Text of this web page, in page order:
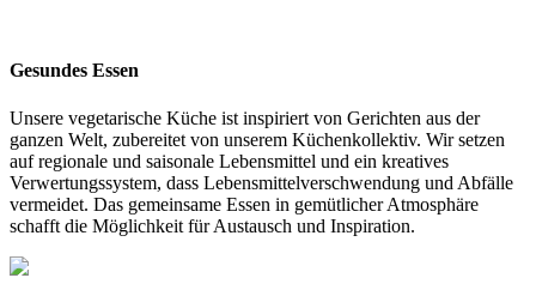
Gesundes Essen
Unsere vegetarische Küche ist inspiriert von Gerichten aus der
ganzen Welt, zubereitet von unserem Küchenkollektiv. Wir setzen
auf regionale und saisonale Lebensmittel und ein kreatives
Verwertungssystem, dass Lebensmittelverschwendung und Abfälle
vermeidet. Das gemeinsame Essen in gemütlicher Atmosphäre
schafft die Möglichkeit für Austausch und Inspiration.